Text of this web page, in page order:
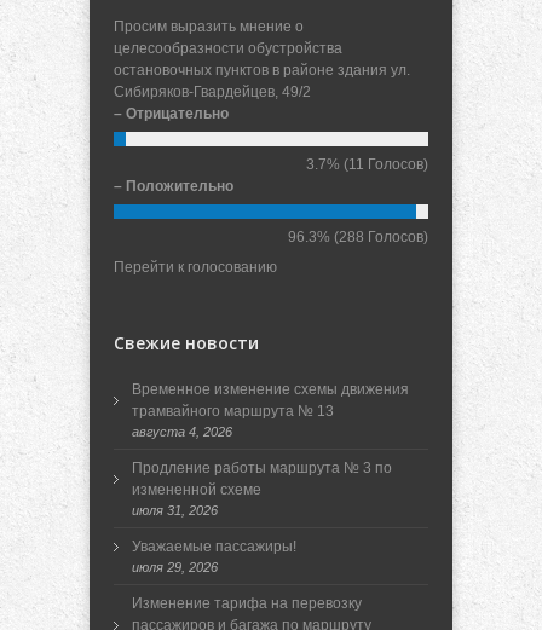
Просим выразить мнение о
целесообразности обустройства
остановочных пунктов в районе здания ул.
Сибиряков-Гвардейцев, 49/2
– Отрицательно
3.7% (11 Голосов)
– Положительно
96.3% (288 Голосов)
Перейти к голосованию
Свежие новости
Временное изменение схемы движения
трамвайного маршрута № 13
августа 4, 2026
Продление работы маршрута № 3 по
измененной схеме
июля 31, 2026
Уважаемые пассажиры!
июля 29, 2026
Изменение тарифа на перевозку
пассажиров и багажа по маршруту